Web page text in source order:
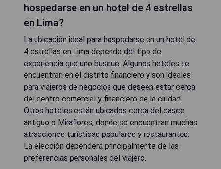
hospedarse en un hotel de 4 estrellas
en Lima?
La ubicación ideal para hospedarse en un hotel de
4 estrellas en Lima depende del tipo de
experiencia que uno busque. Algunos hoteles se
encuentran en el distrito financiero y son ideales
para viajeros de negocios que deseen estar cerca
del centro comercial y financiero de la ciudad.
Otros hoteles están ubicados cerca del casco
antiguo o Miraflores, donde se encuentran muchas
atracciones turísticas populares y restaurantes.
La elección dependerá principalmente de las
preferencias personales del viajero.